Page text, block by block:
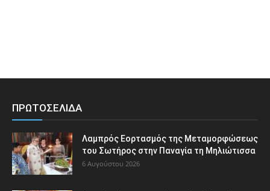
ΠΡΩΤΟΣΕΛΙΔΑ
Λαμπρός Εορτασμός της Μεταμορφώσεως
του Σωτήρος στην Παναγία τη Μηλιώτισσα
6 Αυγούστου 2026